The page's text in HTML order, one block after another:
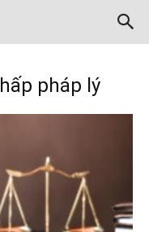
pháp lý